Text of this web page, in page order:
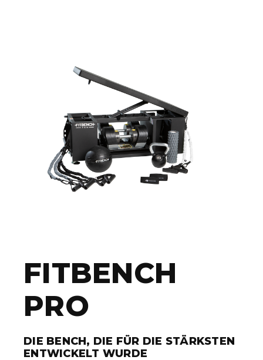
FITBENCH
PRO
DIE BENCH, DIE FÜR DIE STÄRKSTEN
ENTWICKELT WURDE